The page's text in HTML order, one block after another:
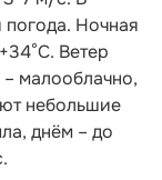
погода. Ночная
Ветер
– малооблачно,
небольшие
днём – до